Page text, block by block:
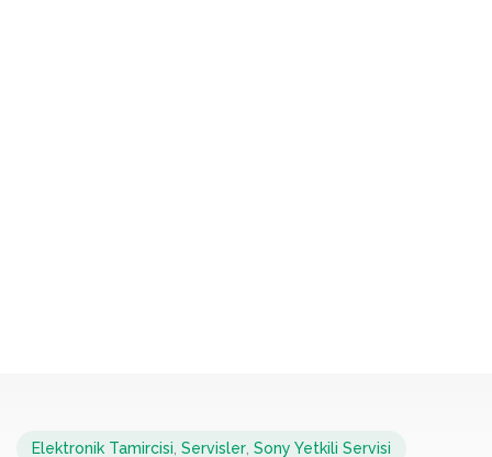
Elektronik Tamircisi Servisler Sony Yetkili Servisi